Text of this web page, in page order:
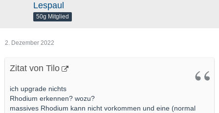
Lespaul
50g Mitglied
2. Dezember 2022
Zitat von Tilo
ich upgrade nichts
Rhodium erkennen? wozu?
massives Rhodium kann nicht vorkommen und eine (normal